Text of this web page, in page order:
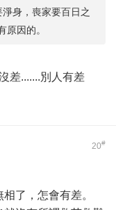
身，喪家要百日之
因的。
差.......別人有差
20#
了，怎會有差。